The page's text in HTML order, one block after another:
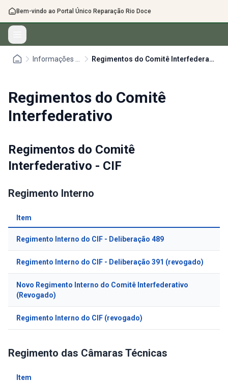
Bem-vindo ao Portal Único Reparação Rio Doce
Regimentos do Comitê Interfederativo
Regimentos do Comitê
Interfederativo
Regimentos do Comitê
Interfederativo - CIF
Regimento Interno
Item
Regimento Interno do CIF - Deliberação 489
Regimento Interno do CIF - Deliberação 391 (revogado)
Novo Regimento Interno do Comitê Interfederativo
(Revogado)
Regimento Interno do CIF (revogado)
Regimento das Câmaras Técnicas
Item